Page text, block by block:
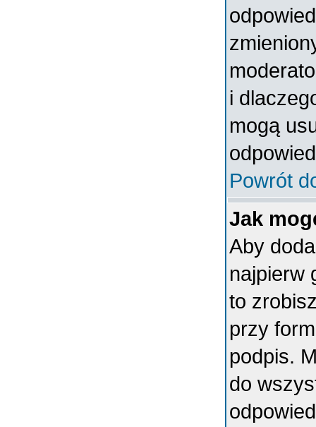
i
mogą
Powrót
Jak
Aby
najpierw
to
przy
podpis.
do